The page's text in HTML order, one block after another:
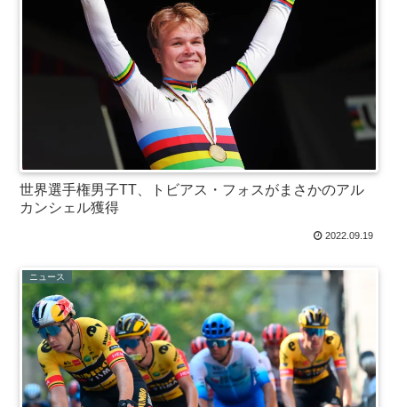
世界選手権男子TT、トビアス・フォスがまさかのアル
カンシェル獲得
2022.09.19
ニュース